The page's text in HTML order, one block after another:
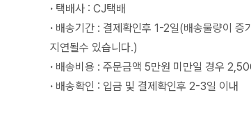
· 택배사 : CJ택배
· 배송기간 : 결제확인후 1-2일(배송물량이 증
지연될수 있습니다.)
· 배송비용 : 주문금액 5만원 미만일 경우
· 배송확인 : 입금 및 결제확인후 2-3일 이내